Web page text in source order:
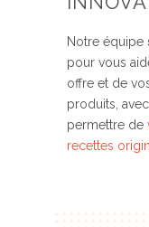
Notre équipe
pour vous
offre et de
produits,
permettre de
recettes